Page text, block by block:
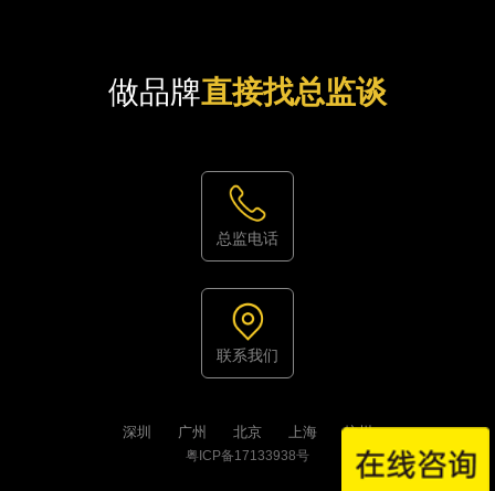
做品牌直接找总监谈
总监电话
联系我们
深圳 广州 北京 上海 杭州
粤ICP备17133938号